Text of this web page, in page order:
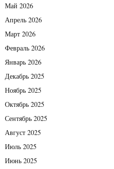
Май 2026
Апрель 2026
Март 2026
Февраль 2026
Январь 2026
Декабрь 2025
Ноябрь 2025
Октябрь 2025
Сентябрь 2025
Август 2025
Июль 2025
Июнь 2025